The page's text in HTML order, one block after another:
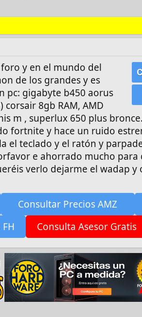
y en el mundo del
de los grandes y es
pc: gigabyte b450 aorus
corsair 8gb RAM, AMD
m , superlux 650 plus
fortnite y hace un ruido
el teclado y el ratón y
e ahorrado mucho
verlo dejarme el wadap y
Consultar Precios AMZ
Consulta Asesor Gratis